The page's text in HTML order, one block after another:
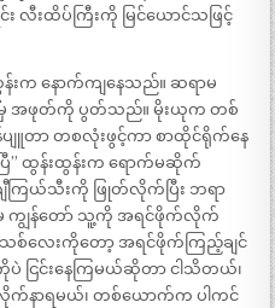
း လီးထိပ်ကြီးကို မြင်ယောင်သဖြင့်
းက နောက်ကျနေသည်။ ဆရာမ
အဖုတ်ကို ပွတ်သည်။ မိုးယုက တစ်
ျူတာ တစလုံးဖွင့်ကာ စာထိုင်ရိုက်နေ
” ထွန်းထွန်းက ရောက်မဆိုက်
ျီကြယ်သီးကို ဖြုတ်လိုက်ပြီး ဘရာ
ကျွန်တော် သူ့ကို အရင်ဖိုက်လိုက်
စ်လေးကိုတော့ အရင်ဖိုက်ကြည့်ချင်
ပဲ ငြင်းနေကြမယ်ဆိုတာ ငါသိတယ်၊
က်နာရမယ်၊ တစ်ယောက်က ပါကင်